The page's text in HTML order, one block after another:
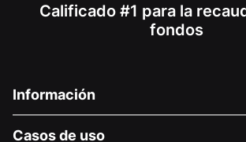
Calificado #1 para la
fondos
Información
Casos de uso